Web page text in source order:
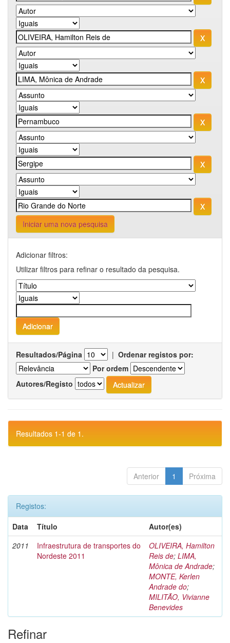
Iniciar uma nova pesquisa
Adicionar filtros:
Utilizar filtros para refinar o resultado da pesquisa.
Resultados/Página | Ordenar registos por:
Por ordem
Autores/Registo
Resultados 1-1 de 1.
Anterior 1 Próxima
Registos:
Data
Título
Autor(es)
2011
Infraestrutura de transportes do
Nordeste 2011
OLIVEIRA, Hamilton
Reis de; LIMA,
Mônica de Andrade;
MONTE, Kerlen
Andrade do;
MILITÃO, Vivianne
Benevides
Refinar